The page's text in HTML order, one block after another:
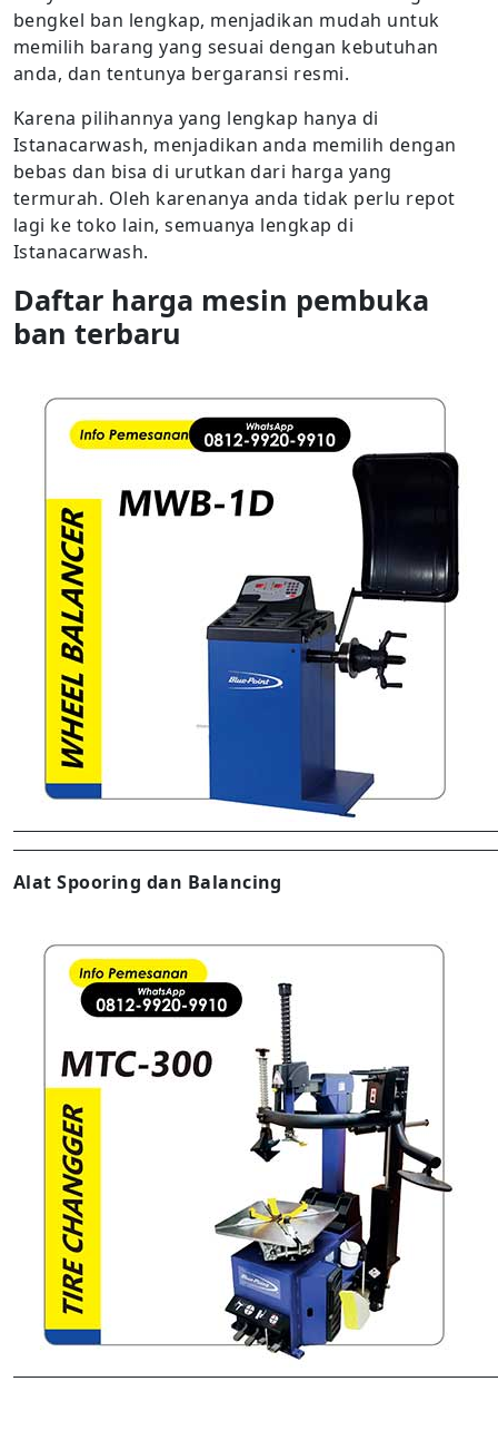
bengkel ban lengkap, menjadikan mudah untuk
memilih barang yang sesuai dengan kebutuhan
anda, dan tentunya bergaransi resmi.
Karena pilihannya yang lengkap hanya di
Istanacarwash, menjadikan anda memilih dengan
bebas dan bisa di urutkan dari harga yang
termurah. Oleh karenanya anda tidak perlu repot
lagi ke toko lain, semuanya lengkap di
Istanacarwash.
Daftar harga mesin pembuka
ban terbaru
Alat Spooring dan Balancing